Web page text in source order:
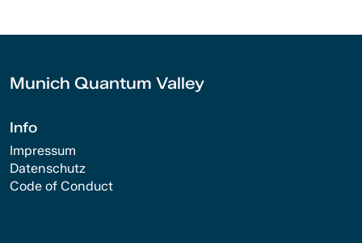
Munich Quantum Valley
Info
Impressum
Datenschutz
Code of Conduct